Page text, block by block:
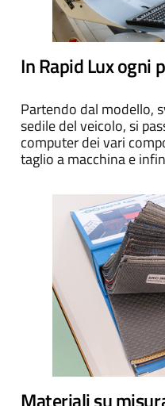
In Rapid Lux ogni
Partendo dal modello,
sedile del veicolo, si
computer dei vari
taglio a macchina e
Materiali su